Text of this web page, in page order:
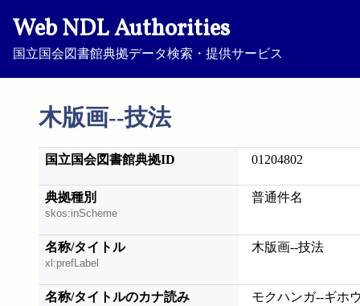
Web NDL Authorities
国立国会図書館典拠データ検索・提供サービス
木版画--技法
国立国会図書館典拠ID 01204802
典拠種別
skos:inScheme
普通件名
名称/タイトル
xl:prefLabel
木版画--技法
名称/タイトルのカナ読み モクハンガ--ギホ